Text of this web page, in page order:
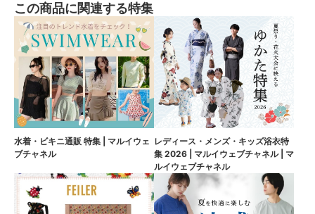
この商品に関連する特集
水着・ビキニ通販 特集 | マルイウェ
ブチャネル
レディース・メンズ・キッズ浴衣特
集 2026 | マルイウェブチャネル | マ
ルイウェブチャネル